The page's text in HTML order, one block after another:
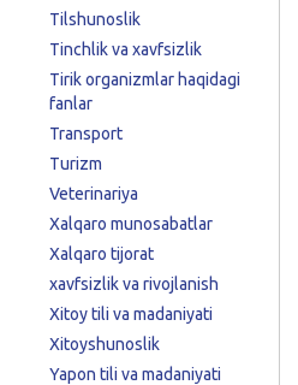
Tilshunoslik
Tinchlik va xavfsizlik
Tirik organizmlar haqidagi
fanlar
Transport
Turizm
Veterinariya
Xalqaro munosabatlar
Xalqaro tijorat
xavfsizlik va rivojlanish
Xitoy tili va madaniyati
Xitoyshunoslik
Yapon tili va madaniyati